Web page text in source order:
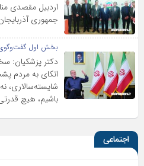
اردبیل مقصدی
جمهوری
بخش اول گفت‌وگوی
دکتر پزشکیان:
اتکای به مردم
شایسته‌سالاری،
باشیم، هیچ
اجتماعی